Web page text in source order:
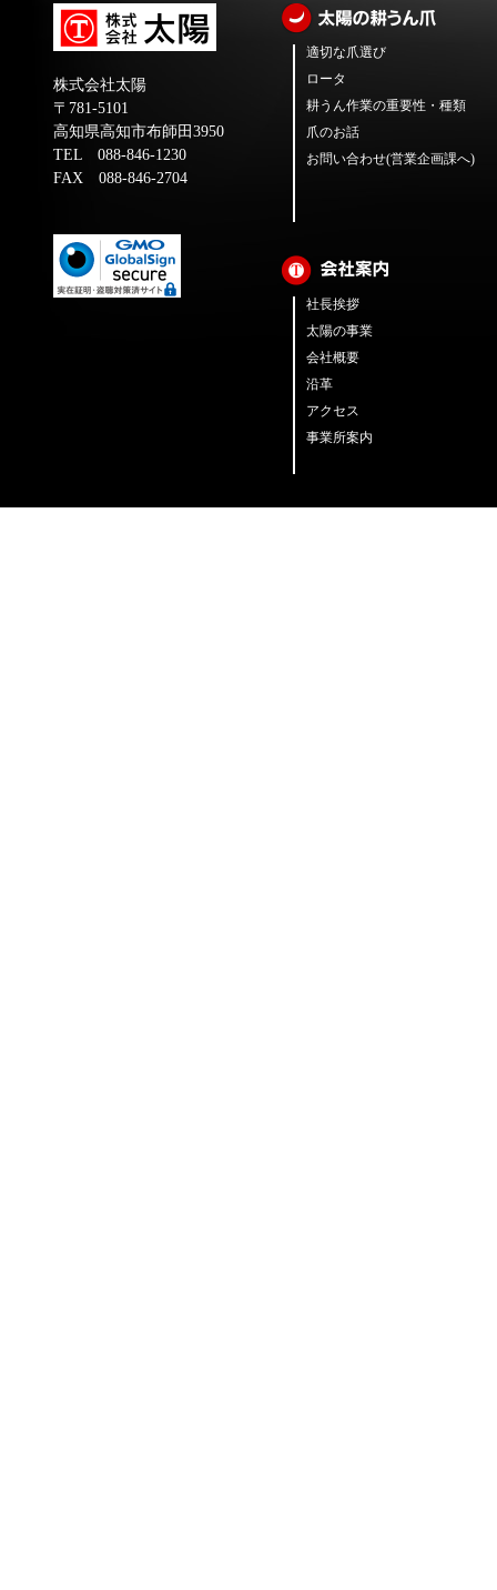
株式会社太陽
〒781-5101
高知県高知市布師田3950
TEL 088-846-1230
FAX 088-846-2704
適切な爪選び
ロータ
耕うん作業の重要性・種類
爪のお話
お問い合わせ(営業企画課へ)
社長挨拶
太陽の事業
会社概要
沿革
アクセス
事業所案内